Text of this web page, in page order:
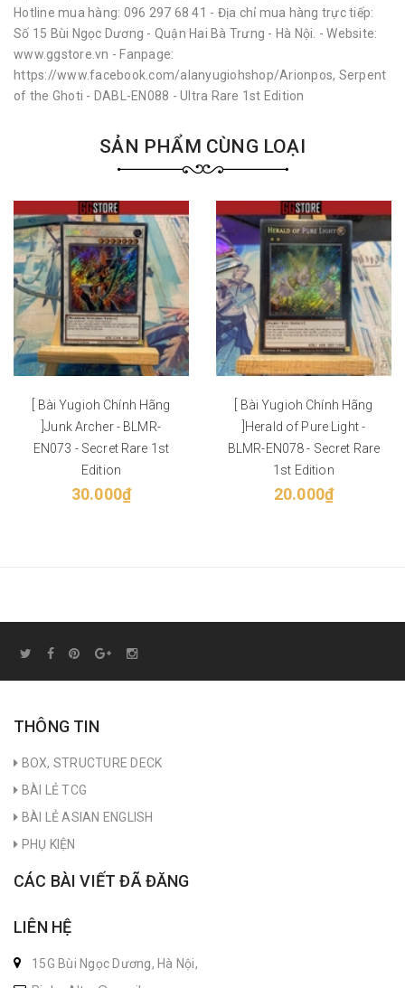
Hotline mua hàng: 096 297 68 41 - Địa chỉ mua hàng trực tiếp:
Số 15 Bùi Ngọc Dương - Quận Hai Bà Trưng - Hà Nội. - Website:
www.ggstore.vn - Fanpage:
https://www.facebook.com/alanyugiohshop/Arionpos, Serpent
of the Ghoti - DABL-EN088 - Ultra Rare 1st Edition
SẢN PHẨM CÙNG LOẠI
[ Bài Yugioh Chính Hãng
]Junk Archer - BLMR-
EN073 - Secret Rare 1st
Edition
30.000₫
[ Bài Yugioh Chính Hãng
]Herald of Pure Light -
BLMR-EN078 - Secret Rare
1st Edition
20.000₫
THÔNG TIN
BOX, STRUCTURE DECK
BÀI LẺ TCG
BÀI LẺ ASIAN ENGLISH
PHỤ KIỆN
CÁC BÀI VIẾT ĐÃ ĐĂNG
LIÊN HỆ
15G Bùi Ngọc Dương, Hà Nội,